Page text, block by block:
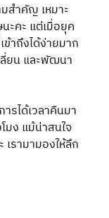
ำคัญ เหมาะ
ะคะ แต่เมื่อยุค
ข้าถึงได้ง่ายมาก
ยน และพัฒนา
รได้เวลาคืนมา
มง แม้น่าสนใจ
เรามามองให้ลึก